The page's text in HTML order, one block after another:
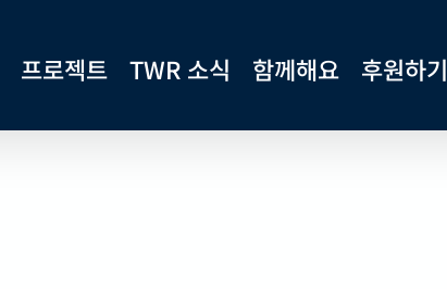
프로젝트 TWR 소식 함께해요 후원하기